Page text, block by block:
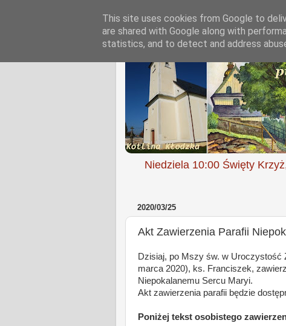
Niedziela 10:00 Święty
2020/03/25
Akt Zawierzenia Parafii
Dzisiaj, po Mszy św. w Uroczystość
marca 2020), ks. Franciszek,
Niepokalanemu Sercu Maryi.
Akt zawierzenia parafii będzie
Poniżej tekst osobistego
This site uses cookies from Google to
are shared with Google along with
statistics, and to detect and address